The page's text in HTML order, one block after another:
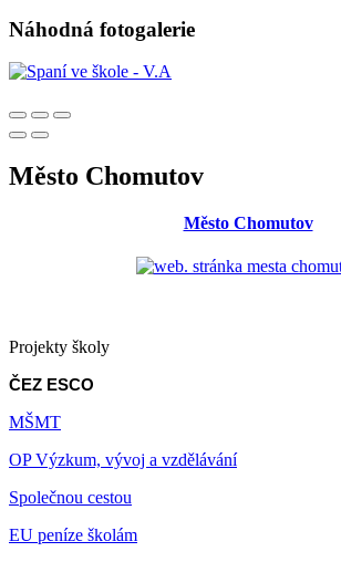
Náhodná fotogalerie
Město Chomutov
Město Chomutov
Projekty školy
ČEZ ESCO
MŠMT
OP Výzkum, vývoj a vzdělávání
Společnou cestou
EU peníze školám